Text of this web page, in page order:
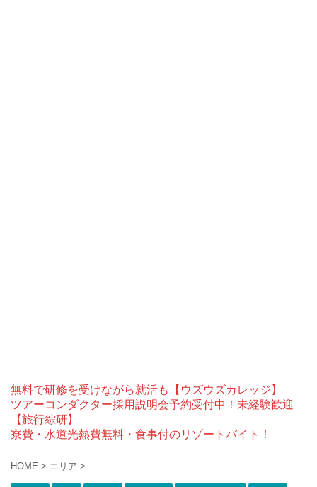
無料で研修を受けながら就活も【ウズウズカレッジ】
ツアーコンダクター採用説明会予約受付中！未経験歓迎
【旅行綜研】
寮費・水道光熱費無料・食事付のリゾートバイト！
HOME > エリア >